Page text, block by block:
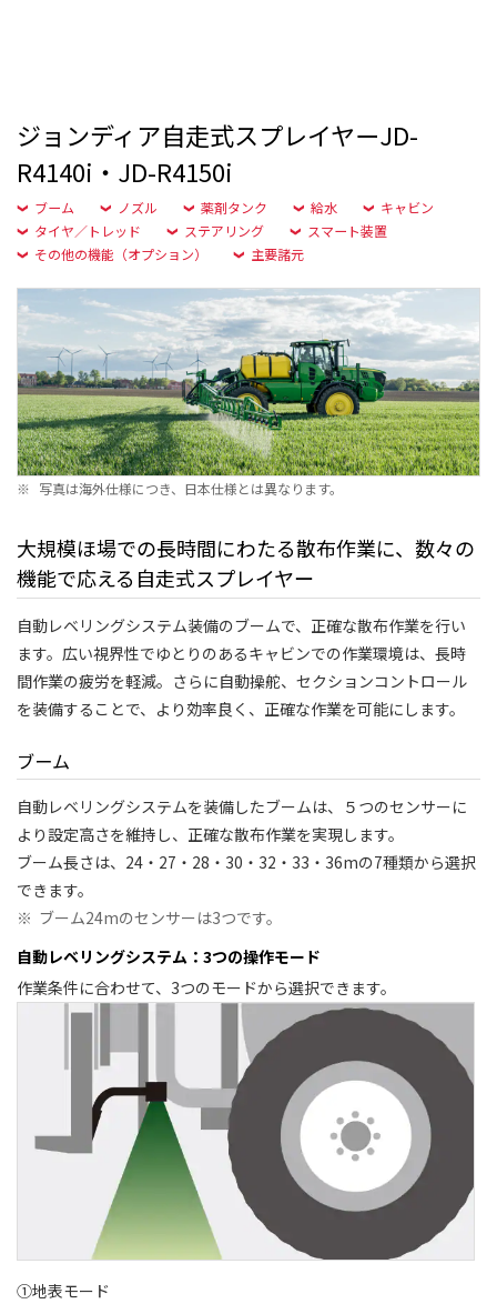
ジョンディア自走式スプレイヤーJD-
R4140i・JD-R4150i
ブーム ノズル 薬剤タンク 給水
キャビン
タイヤ／トレッド
ステアリング
スマート装置
その他の機能（オプション）
主要諸元
※ 写真は海外仕様につき、日本仕様とは異なります。
大規模ほ場での長時間にわたる散布作業に、数々の
機能で応える自走式スプレイヤー
自動レベリングシステム装備のブームで、正確な散布作業を行い
ます。広い視界性でゆとりのあるキャビンでの作業環境は、長時
間作業の疲労を軽減。さらに自動操舵、セクションコントロール
を装備することで、より効率良く、正確な作業を可能にします。
ブーム
自動レベリングシステムを装備したブームは、５つのセンサーに
より設定高さを維持し、正確な散布作業を実現します。
ブーム長さは、24・27・28・30・32・33・36mの7種類から選択
できます。
※ ブーム24mのセンサーは3つです。
自動レベリングシステム：3つの操作モード
作業条件に合わせて、3つのモードから選択できます。
①地表モード